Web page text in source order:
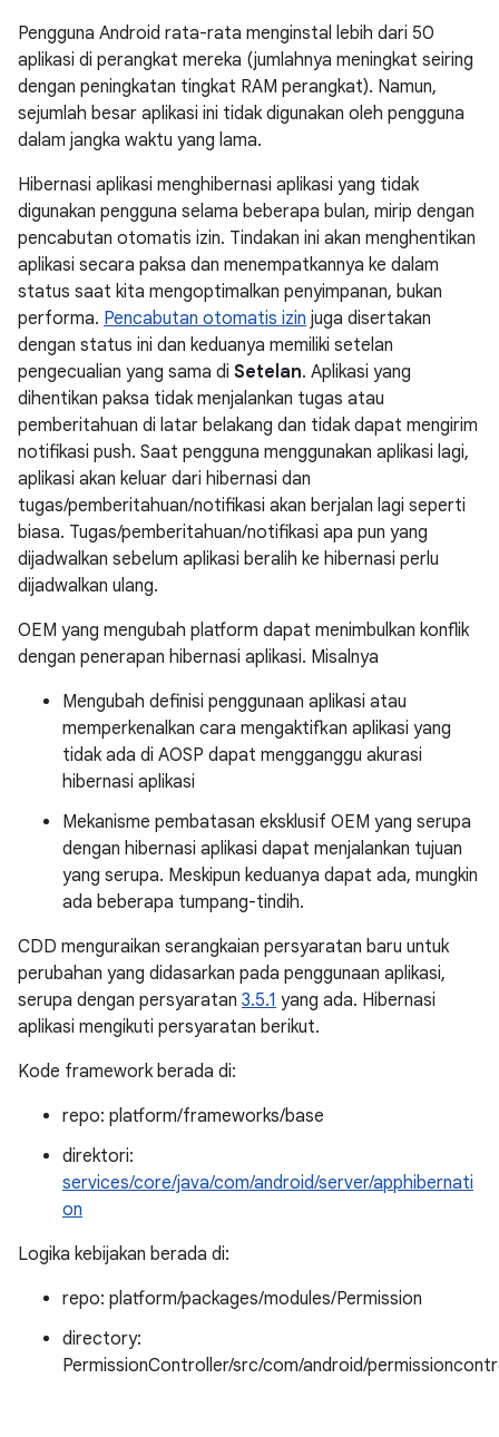
Pengguna Android rata-rata menginstal lebih dari 50
aplikasi di perangkat mereka (jumlahnya meningkat seiring
dengan peningkatan tingkat RAM perangkat). Namun,
sejumlah besar aplikasi ini tidak digunakan oleh pengguna
dalam jangka waktu yang lama.
Hibernasi aplikasi menghibernasi aplikasi yang tidak
digunakan pengguna selama beberapa bulan, mirip dengan
pencabutan otomatis izin. Tindakan ini akan menghentikan
aplikasi secara paksa dan menempatkannya ke dalam
status saat kita mengoptimalkan penyimpanan, bukan
performa. Pencabutan otomatis izin juga disertakan
dengan status ini dan keduanya memiliki setelan
pengecualian yang sama di Setelan. Aplikasi yang
dihentikan paksa tidak menjalankan tugas atau
pemberitahuan di latar belakang dan tidak dapat mengirim
notifikasi push. Saat pengguna menggunakan aplikasi lagi,
aplikasi akan keluar dari hibernasi dan
tugas/pemberitahuan/notifikasi akan berjalan lagi seperti
biasa. Tugas/pemberitahuan/notifikasi apa pun yang
dijadwalkan sebelum aplikasi beralih ke hibernasi perlu
dijadwalkan ulang.
OEM yang mengubah platform dapat menimbulkan konflik
dengan penerapan hibernasi aplikasi. Misalnya
Mengubah definisi penggunaan aplikasi atau
memperkenalkan cara mengaktifkan aplikasi yang
tidak ada di AOSP dapat mengganggu akurasi
hibernasi aplikasi
Mekanisme pembatasan eksklusif OEM yang serupa
dengan hibernasi aplikasi dapat menjalankan tujuan
yang serupa. Meskipun keduanya dapat ada, mungkin
ada beberapa tumpang-tindih.
CDD menguraikan serangkaian persyaratan baru untuk
perubahan yang didasarkan pada penggunaan aplikasi,
serupa dengan persyaratan 3.5.1 yang ada. Hibernasi
aplikasi mengikuti persyaratan berikut.
Kode framework berada di:
repo: platform/frameworks/base
direktori:
services/core/java/com/android/server/apphibernati
on
Logika kebijakan berada di:
repo: platform/packages/modules/Permission
directory:
PermissionController/src/com/android/